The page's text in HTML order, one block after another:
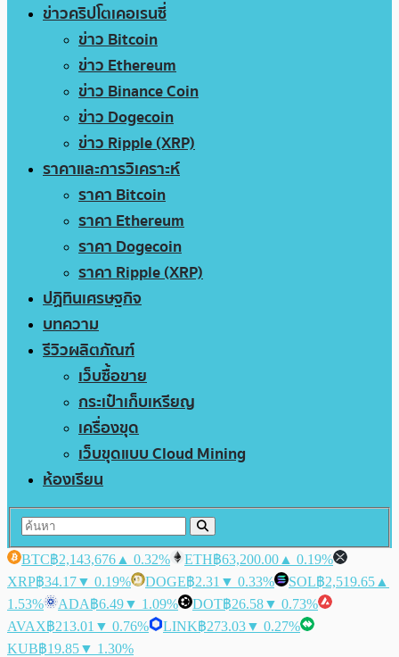
ข่าวคริปโตเคอเรนซี่
ข่าว Bitcoin
ข่าว Ethereum
ข่าว Binance Coin
ข่าว Dogecoin
ข่าว Ripple (XRP)
ราคาและการวิเคราะห์
ราคา Bitcoin
ราคา Ethereum
ราคา Dogecoin
ราคา Ripple (XRP)
ปฏิทินเศรษฐกิจ
บทความ
รีวิวผลิตภัณฑ์
เว็บซื้อขาย
กระเป๋าเก็บเหรียญ
เครื่องขุด
เว็บขุดแบบ Cloud Mining
ห้องเรียน
BTC฿2,143,676 ▲ 0.32% ETH฿63,200.00 ▲ 0.19%
XRP฿34.17▼ 0.19% DOGE฿2.31 ▼ 0.33% SOL฿2,519.65 ▲
1.53%
ADA฿6.49▼ 1.09% DOT฿26.58▼ 0.73%
AVAX฿213.01 ▼ 0.76% LINK฿273.03▼ 0.27%
KUB฿19.85▼ 1.30%